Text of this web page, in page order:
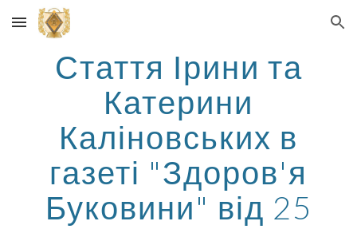
Skip to main content Skip to navigation
Стаття Ірини та
Катерини
Каліновських в
газеті "Здоров'я
Буковини" від 25